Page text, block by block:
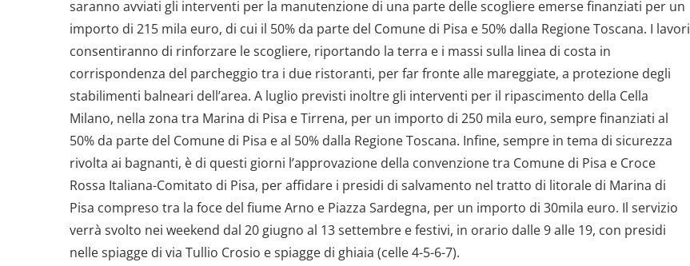
saranno avviati gli interventi per la manutenzione di una parte delle scogliere emerse finanziati per un
importo di 215 mila euro, di cui il 50% da parte del Comune di Pisa e 50% dalla Regione Toscana. I lavori
consentiranno di rinforzare le scogliere, riportando la terra e i massi sulla linea di costa in
corrispondenza del parcheggio tra i due ristoranti, per far fronte alle mareggiate, a protezione degli
stabilimenti balneari dell’area. A luglio previsti inoltre gli interventi per il ripascimento della Cella
Milano, nella zona tra Marina di Pisa e Tirrena, per un importo di 250 mila euro, sempre finanziati al
50% da parte del Comune di Pisa e al 50% dalla Regione Toscana. Infine, sempre in tema di sicurezza
rivolta ai bagnanti, è di questi giorni l’approvazione della convenzione tra Comune di Pisa e Croce
Rossa Italiana-Comitato di Pisa, per affidare i presidi di salvamento nel tratto di litorale di Marina di
Pisa compreso tra la foce del fiume Arno e Piazza Sardegna, per un importo di 30mila euro. Il servizio
verrà svolto nei weekend dal 20 giugno al 13 settembre e festivi, in orario dalle 9 alle 19, con presidi
nelle spiagge di via Tullio Crosio e spiagge di ghiaia (celle 4-5-6-7).